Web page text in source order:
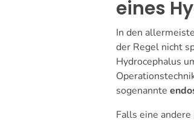
eines
In den
der Regel nicht
Hydrocephalus
sogenannte
Falls eine